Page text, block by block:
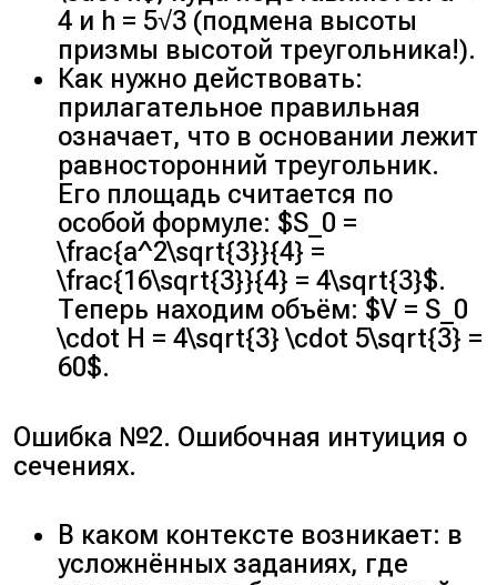
4 и h = 5√3 (подмена высоты
призмы высотой треугольника!).
Как нужно действовать:
прилагательное правильная
означает, что в основании лежит
равносторонний треугольник.
Его площадь считается по
особой формуле: $S_0 =
\frac{a^2\sqrt{3}}{4} =
\frac{16\sqrt{3}}{4} = 4\sqrt{3}$.
Теперь находим объём: $V = S_0
\cdot H = 4\sqrt{3} \cdot 5\sqrt{3} =
60$.
Ошибка №2. Ошибочная интуиция о
сечениях.
В каком контексте возникает: в
усложнённых заданиях, где